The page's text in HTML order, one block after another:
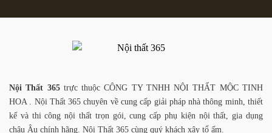
Nội Thất 365trực thuộc CÔNG TY TNHH NỘI THẤT MỘC TINH
HOA . Nội Thất 365 chuyên về cung cấp giải pháp nhà thông minh, thiết
kế và thi công nội thất trọn gói, cung cấp phụ kiện nội thất, gia dụng
châu Âu chính hãng. Nội Thất 365 cùng quý khách xây tổ ấm.